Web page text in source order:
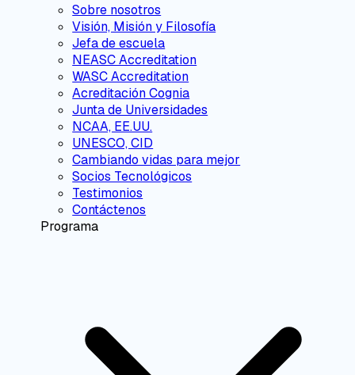
Sobre nosotros
Visión, Misión y Filosofía
Jefa de escuela
NEASC Accreditation
WASC Accreditation
Acreditación Cognia
Junta de Universidades
NCAA, EE.UU.
UNESCO, CID
Cambiando vidas para mejor
Socios Tecnológicos
Testimonios
Contáctenos
Programa